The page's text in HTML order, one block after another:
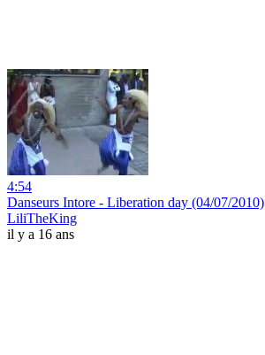
4:54
Danseurs Intore - Liberation day (04/07/2010)
LiliTheKing
il y a 16 ans